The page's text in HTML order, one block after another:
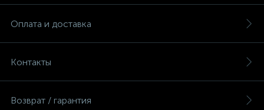
Оплата и доставка
Контакты
Возврат / гарантия